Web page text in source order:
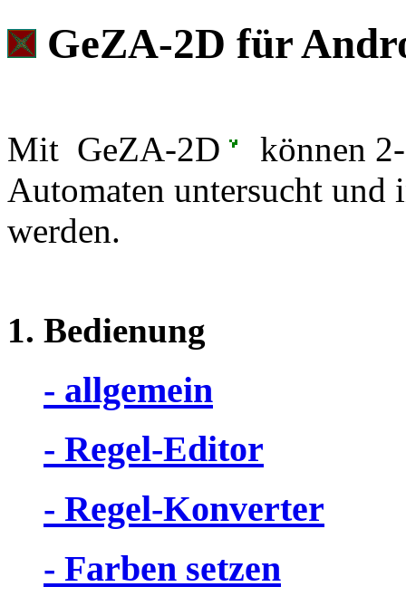
GeZA-2D für
Mit GeZA-2D
können
Automaten untersucht
werden.
1. Bedienung
- allgemein
- Regel-Editor
- Regel-Konverter
- Farben setzen